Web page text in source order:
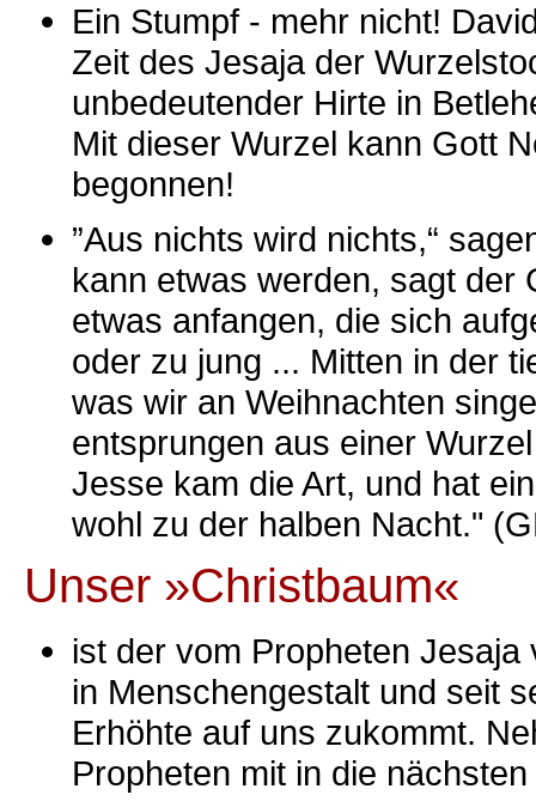
Ein Stumpf - mehr nicht!
Zeit des Jesaja der
unbedeutender Hirte in
Mit dieser Wurzel kann Gott
begonnen!
”Aus nichts wird nichts,“
kann etwas werden, sagt der
etwas anfangen, die sich
oder zu jung ... Mitten in der
was wir an Weihnachten
entsprungen aus einer
Jesse kam die Art, und hat
wohl zu der halben Nacht."
Unser »Christbaum«
ist der vom Propheten
in Menschengestalt und seit
Erhöhte auf uns zukommt.
Propheten mit in die